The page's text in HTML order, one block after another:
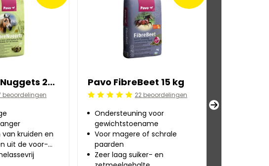
Pavo FibreNuggets 20 kg
beoordelingen
van kruiden en
uit de voor-
Pavo FibreBeet 15 kg
Beoordeling: 5/522 beoordelingen
Ondersteuning voor
gewichtstoename
Voor magere of schrale
paarden
Zeer laag suiker- en